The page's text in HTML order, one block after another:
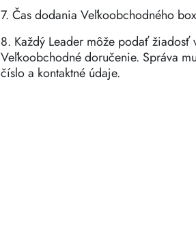
7. Čas dodania Veľkoobchodného
8. Každý Leader môže podať
Veľkoobchodné doručenie. Správa
číslo a kontaktné údaje.